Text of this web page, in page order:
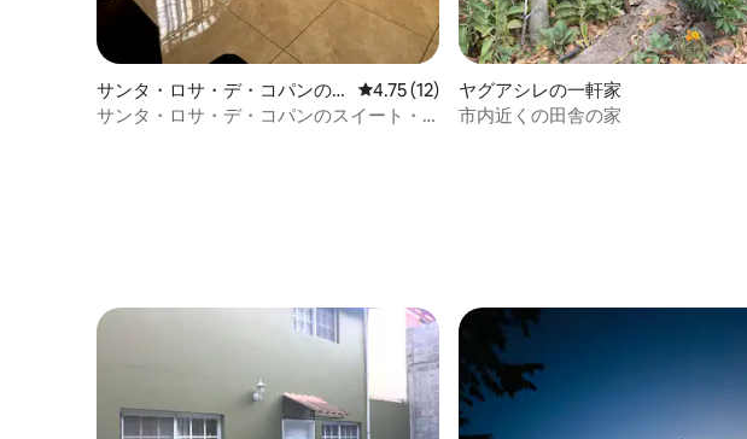
サンタ・ロサ・デ・コパンの
一軒家
レビュー12件、5つ星中4.75つ星の平均評価
4.75 (12)
サンタ・ロサ・デ・コパンのスイート・
ヤグアシレの一軒家
市内近くの田舎の家